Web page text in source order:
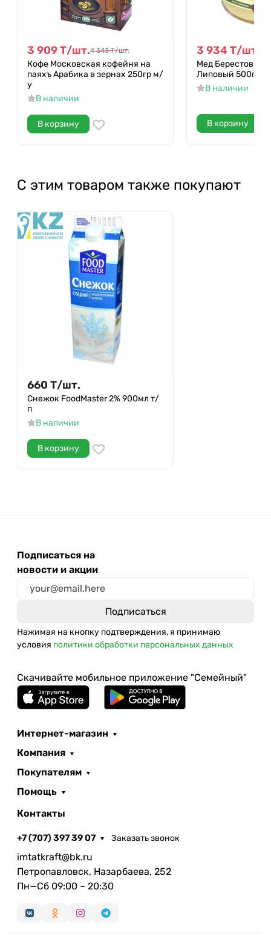
3 909Т/шт.4 343 Т/шт.
Кофе Московская кофейня на
паяхъ Арабика в зернах 250гр м/
у
В наличии
В корзину
3 934Т/шт.
Мед Берестов
Липовый 500гр
В наличии
В корзину
С этим товаром также покупают
660 Т/шт.
Снежок FoodMaster 2% 900мл т/
п
В наличии
В корзину
Подписаться на
новости и акции
Нажимая на кнопку подтверждения, я принимаю
условия политики обработки персональных данных
Скачивайте мобильное приложение "Семейный"
Интернет-магазин
Компания
Покупателям
Помощь
Контакты
+7 (707) 397 39 07 Заказать звонок
imtatkraft@bk.ru
Петропавловск, Назарбаева, 252
Пн—Сб 09:00 – 20:30